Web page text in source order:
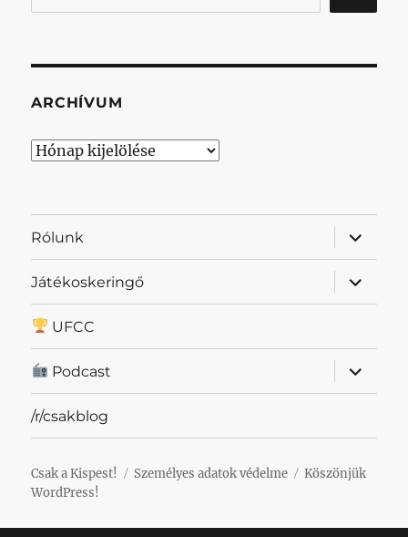
ARCHÍVUM
Archívum
Rólunk
almenü
Játékoskeringő
almenü
UFCC
Podcast
almenü
/r/csakblog
Csak a Kispest! Személyes adatok védelme
Köszönjük
WordPress!